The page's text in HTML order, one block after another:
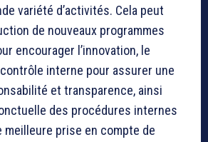
variété d’activités. Cela peut
de nouveaux programmes
encourager l’innovation, le
interne pour assurer une
et transparence, ainsi
des procédures internes
meilleure prise en compte de